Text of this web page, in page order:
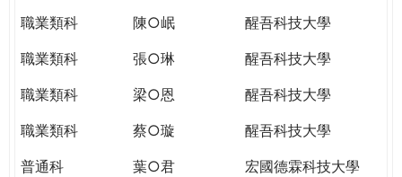
職業類科
陳○岷
醒吾科技大學
職業類科
張○琳
醒吾科技大學
職業類科
梁○恩
醒吾科技大學
職業類科
蔡○璇
醒吾科技大學
普通科
葉○君
宏國德霖科技大學